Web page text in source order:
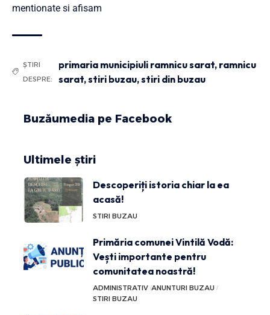
mentionate si afisam
ȘTIRI
DESPRE:
primaria municipiuli ramnicu sarat, ramnicu
sarat,stiri buzau,stiri din buzau
Buzăumedia pe Facebook
Ultimele știri
Descoperiți istoria chiar la ea
acasă!
STIRI BUZAU
Primăria comunei Vintilă Vodă:
Vești importante pentru
comunitatea noastră!
ADMINISTRATIV ANUNTURI BUZAU
STIRI BUZAU